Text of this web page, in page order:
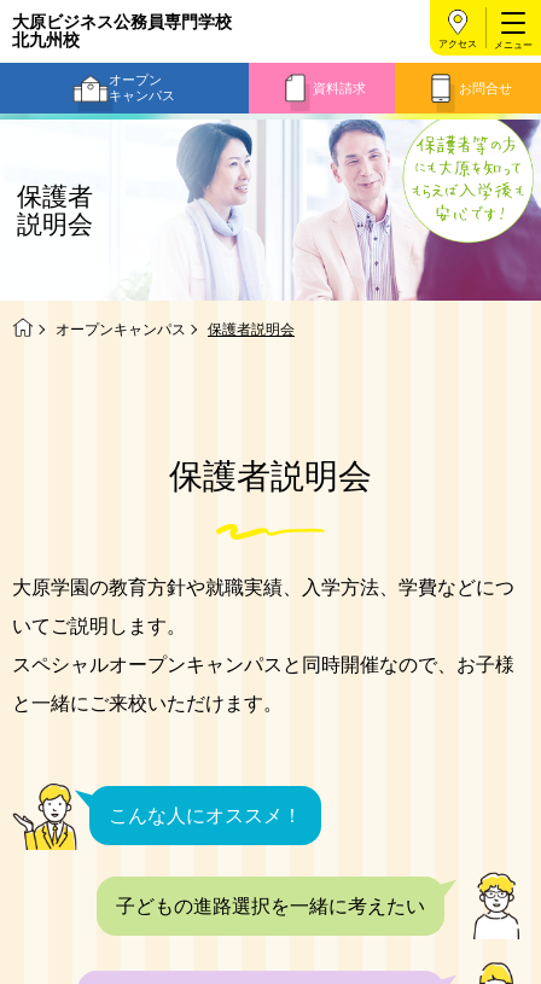
大原ビジネス公務員専門学校
北九州校
オープン
キャンパス
資料請求 お問合せ
アクセス
保護者
説明会
オープンキャンパス 保護者説明会
保護者説明会
大原学園の教育方針や就職実績、入学方法、学費などにつ
いてご説明します。
スペシャルオープンキャンパスと同時開催なので、お子様
と一緒にご来校いただけます。
こんな人にオススメ！
子どもの進路選択を一緒に考えたい